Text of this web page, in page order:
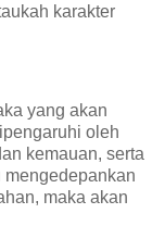
karakter
yang akan
oleh
kemauan, serta
maka akan